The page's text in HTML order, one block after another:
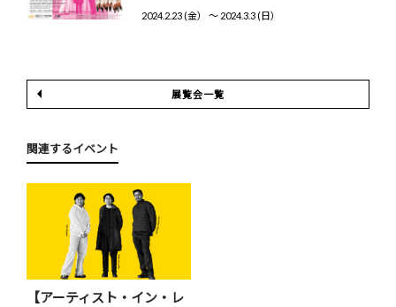
2024.2.23 (金） 〜 2024.3.3 (日）
展覧会一覧
関連するイベント
【アーティスト・イン・レ